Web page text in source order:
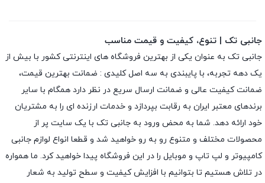
جانبی تک | تنوع، کیفیت و قیمت مناسب
جانبی تک به عنوان یکی از بهترین فروشگاه های اینترنتی کشور با بیش از
یک دهه تجربه، با پایبندی به سه اصل کلیدی : ضمانت بهترین قیمت،
ضمانت کیفیت عالی و ضمانت ارسال سریع در نظر دارد همگام با سایر
برندهای معتبر ایران به رقابت بپردازد و خدمات ارزنده ای را به مشتریان
خود ارائه دهد. شما به محض ورود به جانبی تک با یک سایت پر از
محصولات مختلف و متنوع رو به رو خواهید شد و قطعا انواع لوازم جانبی
کامپیوتر و لپ تاپ و موبایل را در این فروشگاه پیدا خواهید کرد. ما همواره
در تلاش هستیم تا بتوانیم با افزایش کیفیت و سطح تولید به شعار